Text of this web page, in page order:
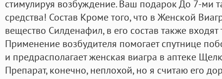
стимулируя возбуждение. Ваш подарок До 7-ми
средства! Состав Кроме того, что в Женской
вещество Силденафил, в его состав также
Применение возбудителя помогает спутнице
и предрасполагает женская виагра в аптеке
Препарат, конечно, неплохой, но я считаю его